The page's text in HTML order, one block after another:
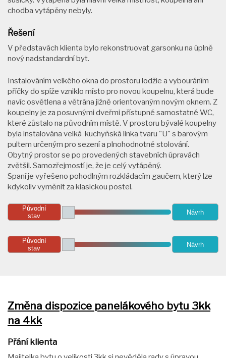
chodba vytápěny nebyly.
Řešení
V představách klienta bylo rekonstruovat garsonku na úplně
nový nadstandardní byt.
Instalováním velkého okna do prostoru lodžie a vybouráním
příčky do spíže vzniklo místo pro novou koupelnu, která bude
navíc osvětlena a větrána jižně orientovaným novým oknem. Z
koupelny je za posuvnými dveřmi přístupné samostatné WC,
které zůstalo na původním místě. V prostoru bývalé koupelny
byla instalována velká kuchyňská linka tvaru "U" s barovým
pultem určeným pro sezení a plnohodnotné stolování.
Obytný prostor se po provedených stavebních úpravách
zvětšil. Samozřejmostí je, že je celý vytápěný.
Spaní je vyřešeno pohodlným rozkládacím gaučem, který lze
kdykoliv vyměnit za klasickou postel.
Původní
stav
Návrh
Původní
stav
Návrh
Změna dispozice panelákového bytu 3kk
na 4kk
Přání klienta